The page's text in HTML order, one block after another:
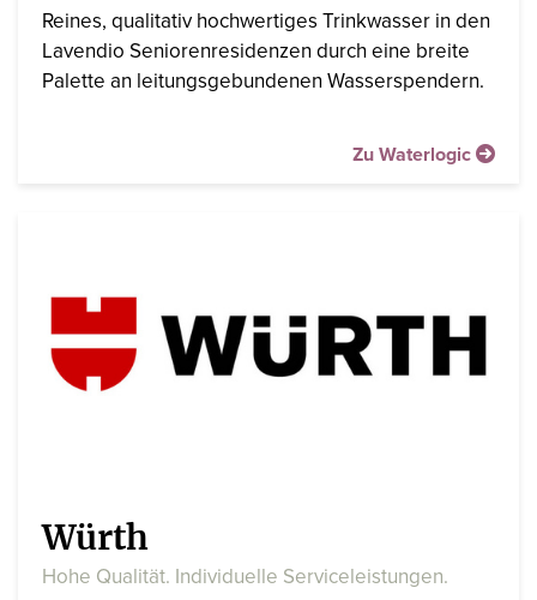
Reines, qualitativ hochwertiges Trinkwasser in den
Lavendio Seniorenresidenzen durch eine breite
Palette an leitungsgebundenen Wasserspendern.
Zu Waterlogic
Würth
Hohe Qualität. Individuelle Serviceleistungen.